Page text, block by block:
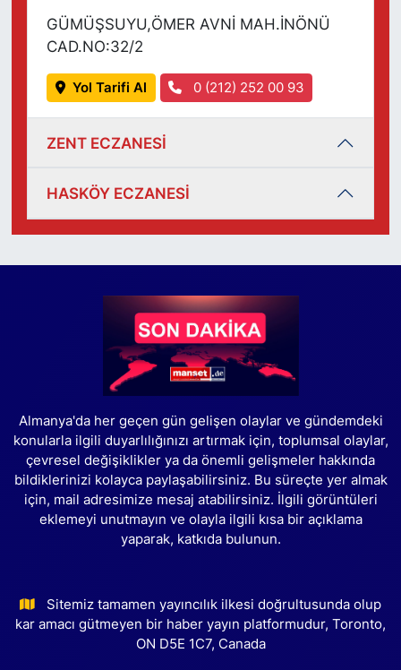
GÜMÜŞSUYU,ÖMER AVNİ MAH.İNÖNÜ
CAD.NO:32/2
Yol Tarifi Al 0 (212) 252 00 93
ZENT ECZANESİ
HASKÖY ECZANESİ
Almanya'da her geçen gün gelişen olaylar ve gündemdeki
konularla ilgili duyarlılığınızı artırmak için, toplumsal olaylar,
çevresel değişiklikler ya da önemli gelişmeler hakkında
bildiklerinizi kolayca paylaşabilirsiniz. Bu süreçte yer almak
için, mail adresimize mesaj atabilirsiniz. İlgili görüntüleri
eklemeyi unutmayın ve olayla ilgili kısa bir açıklama
yaparak, katkıda bulunun.
Sitemiz tamamen yayıncılık ilkesi doğrultusunda olup
kar amacı gütmeyen bir haber yayın platformudur, Toronto,
ON D5E 1C7, Canada